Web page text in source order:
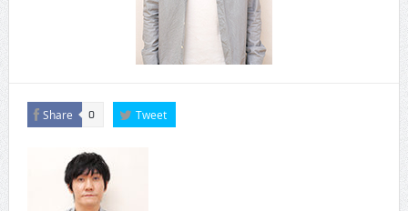
Share 0 Tweet